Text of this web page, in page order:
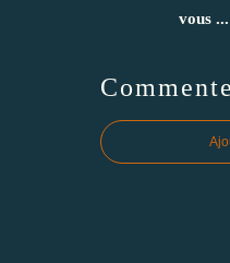
vous ...